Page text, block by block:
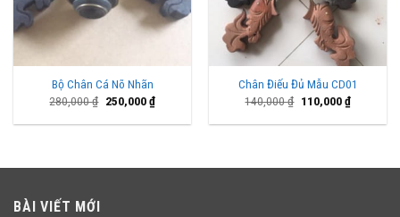
Bộ Chân Cá Nõ Nhãn
280,000₫ Giá
là:
250,000₫Giá
hiện
tại
Chân Điếu Đủ Mẫu CD01
140,000₫ Giá
là:
110,000₫Giá
hiện
tại
BÀI VIẾT MỚI